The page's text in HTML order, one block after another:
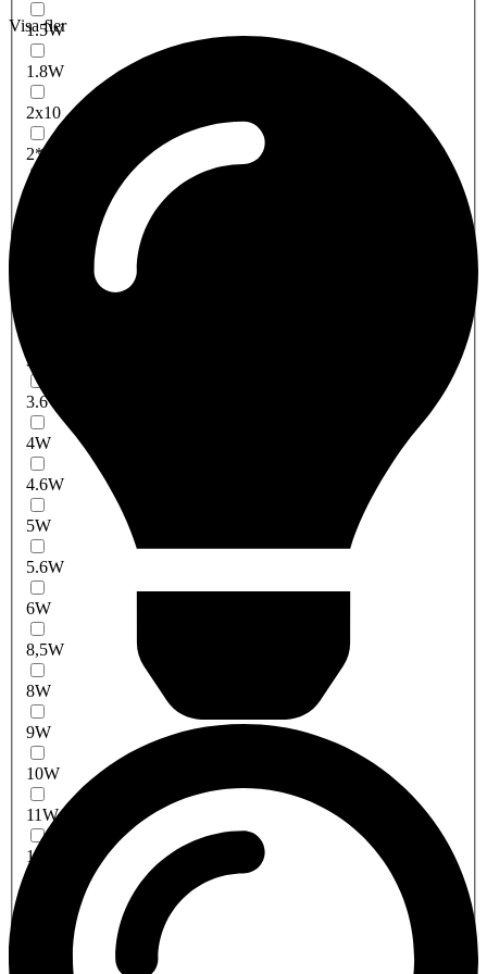
1.5W
1.8W
2x10
2*10W
3X1,5W
3.6W
4W
4.6W
5W
5.6W
6W
8,5W
8W
9W
10W
11W
12W
Visa fler